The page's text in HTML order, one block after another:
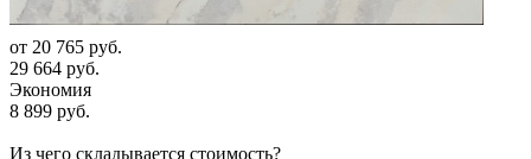
от 20 765 руб.
29 664 руб.
Экономия
8 899 руб.
Из чего складывается стоимость?